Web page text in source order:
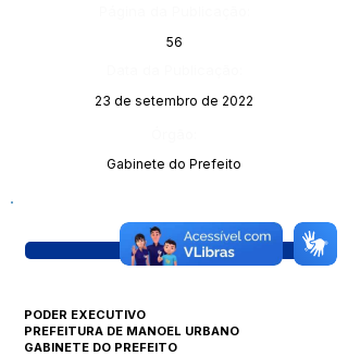
56
23 de setembro de 2022
Gabinete do Prefeito
Visualizar
PODER EXECUTIVO
PREFEITURA DE MANOEL URBANO
GABINETE DO PREFEITO